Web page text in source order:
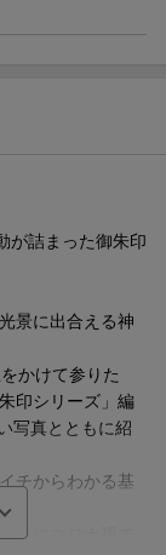
が詰まった御朱印
景に出合える神
かけて参りた
印シリーズ」編
写真とともに紹
チからわかる基
らにコロナ禍で